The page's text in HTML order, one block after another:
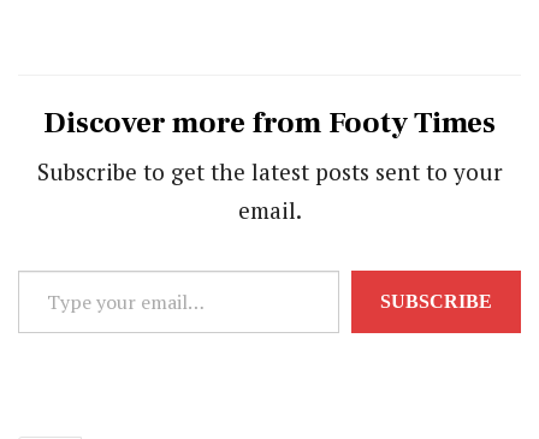
Discover more from Footy Times
Subscribe to get the latest posts sent to your
email.
your
SUBSCRIBE